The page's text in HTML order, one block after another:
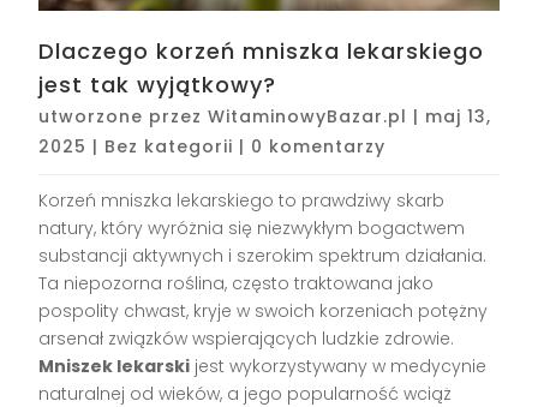
Dlaczego korzeń mniszka lekarskiego
jest tak wyjątkowy?
utworzone przezWitaminowyBazar.pl | maj 13,
2025 | Bez kategorii | 0 komentarzy
Korzeń mniszka lekarskiego to prawdziwy skarb
natury, który wyróżnia się niezwykłym bogactwem
substancji aktywnych i szerokim spektrum działania.
Ta niepozorna roślina, często traktowana jako
pospolity chwast, kryje w swoich korzeniach potężny
arsenał związków wspierających ludzkie zdrowie.
Mniszek lekarski jest wykorzystywany w medycynie
naturalnej od wieków, a jego popularność wciąż